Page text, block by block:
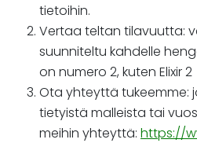
tietoihin.
Vertaa teltan tilavuutta:
suunniteltu kahdelle
on numero 2, kuten Elixir 2
Ota yhteyttä tukeemme:
tietyistä malleista tai
meihin yhteyttä: https://